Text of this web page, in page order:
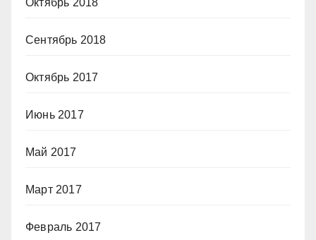
Сентябрь 2018
Октябрь 2017
Июнь 2017
Май 2017
Март 2017
Февраль 2017